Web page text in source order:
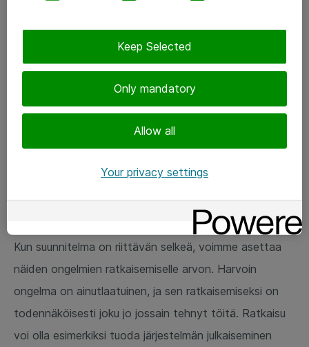
Aja vierestä ohi
Liiketoiminnan kehittämiseen laadittua toiminnallista
kehityspolkua toteuttaessa usein huomataan, että
matkalla on jokin tärkeä järjestelmä tai kokonaisuus,
joka nykyisessä elinkaarensa vaiheessa ei tue
kehityspolkumme toteutumista sellaisenaan.
Muutoksen avain ei ole kaiken vanhan hylkäämisessä,
Kun suunnitelma on riittävän selkeä, voimme asettaa
näiden ongelmien ratkaisemiselle arvon. Harvoin
ongelma on ainutlaatuinen, ja sen ratkaisemiseksi on
todennäköisesti joku jo jossain tehnyt töitä. Ratkaisu
voi olla esimerkiksi tuoda järjestelmän julkaiseminen
Only mandatory
Allow all
Keep Selected
Your privacy settings